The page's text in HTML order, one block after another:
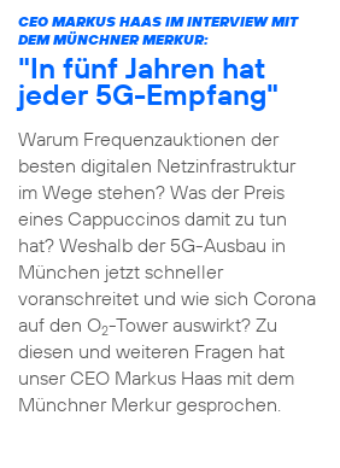
CEO MARKUS HAAS IM INTERVIEW MIT
DEM MÜNCHNER MERKUR:
"In fünf Jahren hat
jeder 5G-Empfang"
Warum Frequenzauktionen der
besten digitalen Netzinfrastruktur
im Wege stehen? Was der Preis
eines Cappuccinos damit zu tun
hat? Weshalb der 5G-Ausbau in
München jetzt schneller
voranschreitet und wie sich Corona
auf den O2-Tower auswirkt? Zu
diesen und weiteren Fragen hat
unser CEO Markus Haas mit dem
Münchner Merkur gesprochen.